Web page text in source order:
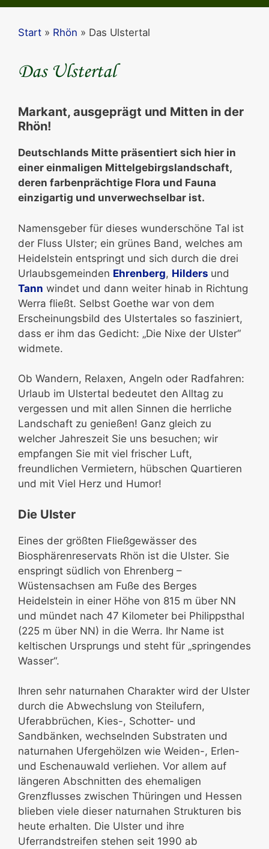
Start » Rhön » Das Ulstertal
Das Ulstertal
Markant, ausgeprägt und Mitten in der
Rhön!
Deutschlands Mitte präsentiert sich hier in
einer einmaligen Mittelgebirgslandschaft,
deren farbenprächtige Flora und Fauna
einzigartig und unverwechselbar ist.
Namensgeber für dieses wunderschöne Tal ist
der Fluss Ulster; ein grünes Band, welches am
Heidelstein entspringt und sich durch die drei
Urlaubsgemeinden Ehrenberg, Hilders und
Tann windet und dann weiter hinab in Richtung
Werra fließt. Selbst Goethe war von dem
Erscheinungsbild des Ulstertales so fasziniert,
dass er ihm das Gedicht: „Die Nixe der Ulster“
widmete.
Ob Wandern, Relaxen, Angeln oder Radfahren:
Urlaub im Ulstertal bedeutet den Alltag zu
vergessen und mit allen Sinnen die herrliche
Landschaft zu genießen! Ganz gleich zu
welcher Jahreszeit Sie uns besuchen; wir
empfangen Sie mit viel frischer Luft,
freundlichen Vermietern, hübschen Quartieren
und mit Viel Herz und Humor!
Die Ulster
Eines der größten Fließgewässer des
Biosphärenreservats Rhön ist die Ulster. Sie
enspringt südlich von Ehrenberg –
Wüstensachsen am Fuße des Berges
Heidelstein in einer Höhe von 815 m über NN
und mündet nach 47 Kilometer bei Philippsthal
(225 m über NN) in die Werra. Ihr Name ist
keltischen Ursprungs und steht für „springendes
Wasser“.
Ihren sehr naturnahen Charakter wird der Ulster
durch die Abwechslung von Steilufern,
Uferabbrüchen, Kies-, Schotter- und
Sandbänken, wechselnden Substraten und
naturnahen Ufergehölzen wie Weiden-, Erlen-
und Eschenauwald verliehen. Vor allem auf
längeren Abschnitten des ehemaligen
Grenzflusses zwischen Thüringen und Hessen
blieben viele dieser naturnahen Strukturen bis
heute erhalten. Die Ulster und ihre
Uferrandstreifen stehen seit 1990 ab